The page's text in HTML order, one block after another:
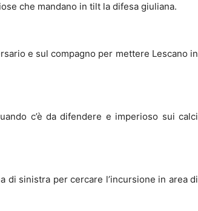
che mandano in tilt la difesa giuliana.
e sul compagno per mettere Lescano in
c’è da difendere e imperioso sui calci
di sinistra per cercare l’incursione in area di